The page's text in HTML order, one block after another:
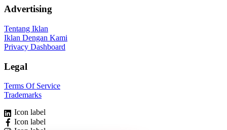
Advertising
Tentang Iklan
Iklan Dengan Kami
Privacy Dashboard
Legal
Terms Of Service
Trademarks
Icon label
Icon label